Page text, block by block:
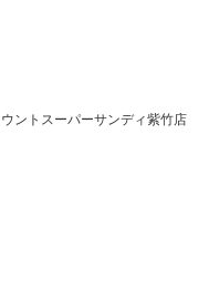
ントスーパーサンディ紫竹店